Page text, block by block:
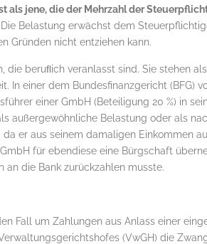
als jene, die der Mehrzahl der
Belastung erwächst dem
Gründen nicht entziehen kann.
die beruﬂich veranlasst sind. Sie stehen
In einer dem Bundesfinanzgericht (BFG)
einer GmbH (Beteiligung 20 %) in
außergewöhnliche Belastung oder als
er aus seinem damaligen Einkommen
für ebendiese eine Bürgschaft
an die Bank zurückzahlen musste.
Fall um Zahlungen aus Anlass einer
(VwGH) die